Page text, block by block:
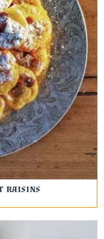
raisins